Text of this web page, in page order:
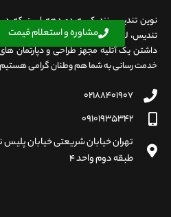
نوین تندیس نزدیک به دو دهه است که در
تندیس، لوح تقدیر، بج سینه، مدال و شیلد
داشتن یک آتلیه مجهز طراحی و دپارتمان
خدمت رسانی به شما هم وطنان گرامی
۰۲۱۸۸۴۰۱۹۰۷
۰۹۱۰۱۹۳۵۳۴۲
طبقه دوم واحد ۴
مشاوره و استعلام قیمت